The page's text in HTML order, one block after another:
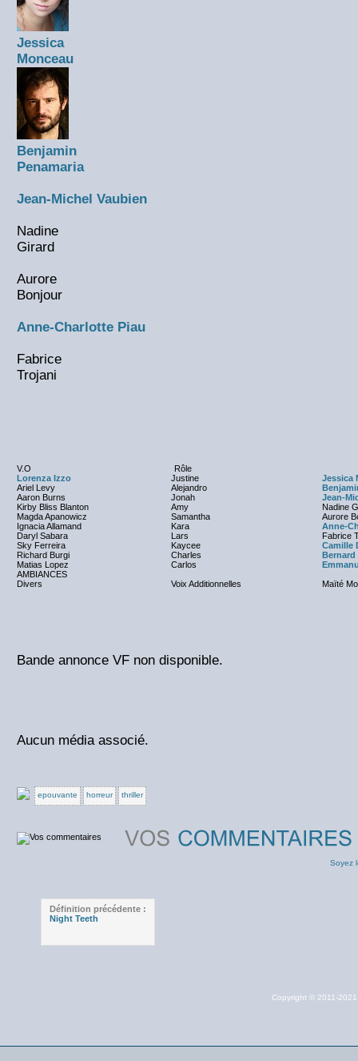
Jessica
Monceau
Benjamin
Penamaria
Jean-Michel Vaubien
Nadine
Girard
Aurore
Bonjour
Anne-Charlotte Piau
Fabrice
Trojani
V.O
Rôle
Lorenza Izzo
Justine
Jessica
Ariel Levy
Alejandro
Aaron Burns
Jonah
Jean-
Kirby Bliss Blanton
Amy
Nadine
Magda Apanowicz
Samantha
Aurore
Ignacia Allamand
Kara
Anne-
Daryl Sabara
Lars
Fabrice
Sky Ferreira
Kaycee
Camille
Richard Burgi
Charles
Bernard
Matias Lopez
Carlos
AMBIANCES
Divers
Voix Additionnelles Maïté
Bande annonce VF non disponible.
Aucun média associé.
epouvante horreur thriller
Soyez
Définition précédente :
Night Teeth
Copyright © 2011-